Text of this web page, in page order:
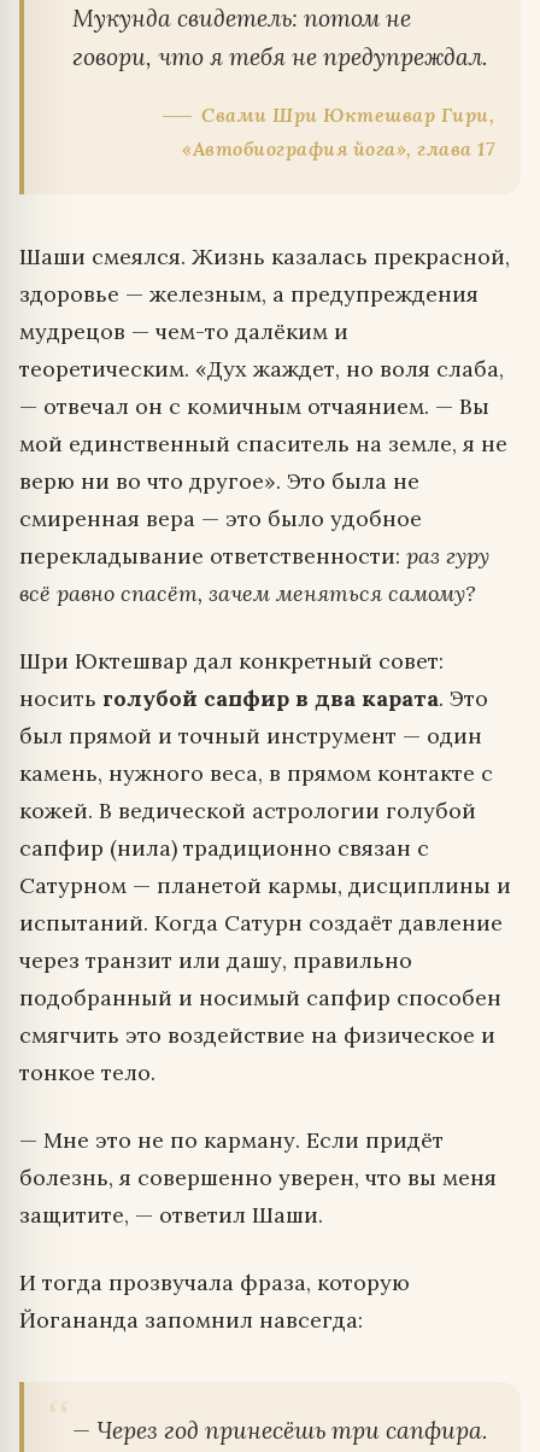
Мукунда свидетель: потом не
говори, что я тебя не предупреждал.
Свами Шри Юктешвар Гири,
«Автобиография йога», глава 17
Шаши смеялся. Жизнь казалась прекрасной,
здоровье — железным, а предупреждения
мудрецов — чем-то далёким и
теоретическим. «Дух жаждет, но воля слаба,
— отвечал он с комичным отчаянием. — Вы
мой единственный спаситель на земле, я не
верю ни во что другое». Это была не
смиренная вера — это было удобное
перекладывание ответственности: раз гуру
всё равно спасёт, зачем меняться самому?
Шри Юктешвар дал конкретный совет:
носить голубой сапфир в два карата. Это
был прямой и точный инструмент — один
камень, нужного веса, в прямом контакте с
кожей. В ведической астрологии голубой
сапфир (нила) традиционно связан с
Сатурном — планетой кармы, дисциплины и
испытаний. Когда Сатурн создаёт давление
через транзит или дашу, правильно
подобранный и носимый сапфир способен
смягчить это воздействие на физическое и
тонкое тело.
— Мне это не по карману. Если придёт
болезнь, я совершенно уверен, что вы меня
защитите, — ответил Шаши.
И тогда прозвучала фраза, которую
Йогананда запомнил навсегда:
— Через год принесёшь три сапфира.